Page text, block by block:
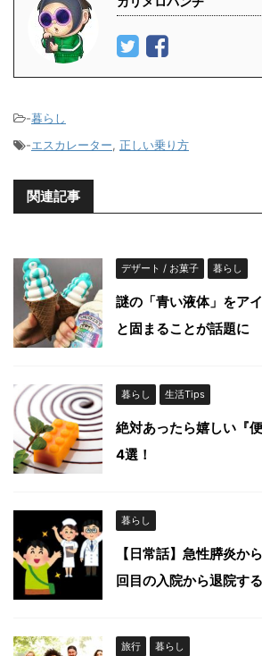
-暮らし
-エスカレーター, 正しい乗り方
関連記事
デザート / お菓子 暮らし
謎の「青い液体」をア
と固まることが話題に
暮らし 生活Tips
絶対あったら嬉しい『
4選！
暮らし
【日常話】急性膵炎か
回目の入院から退院す
旅行 暮らし